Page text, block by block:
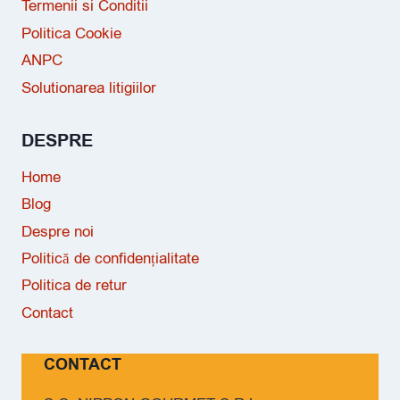
Termenii si Conditii
Politica Cookie
ANPC
Solutionarea litigiilor
DESPRE
Home
Blog
Despre noi
Politică de confidențialitate
Politica de retur
Contact
CONTACT